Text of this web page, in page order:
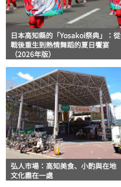
日本高知縣的「Yosakoi祭典」：從
戰後重生到熱情舞蹈的夏日饗宴
（2026年版）
弘人市場：高知美食、小酌與在地
文化盡在一處